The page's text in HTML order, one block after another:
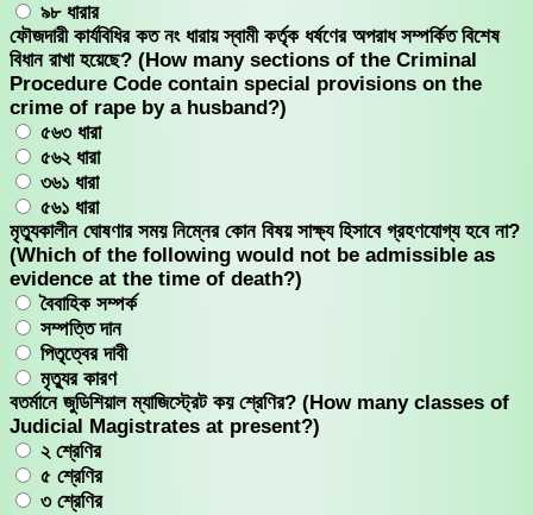
৯৮ ধারার
ফৌজদারী কার্যবিধির কত নং ধারায় স্বামী কর্তৃক ধর্ষণের অপরাধ সম্পর্কিত বিশেষ
বিধান রাখা হয়েছে? (How many sections of the Criminal
Procedure Code contain special provisions on the
crime of rape by a husband?)
৫৬৩ ধারা
৫৬২ ধারা
৩৬১ ধারা
৫৬১ ধারা
মৃত্যুকালীন ঘোষণার সময় নিম্নের কোন বিষয় সাক্ষ্য হিসাবে গ্রহণযোগ্য হবে না?
(Which of the following would not be admissible as
evidence at the time of death?)
বৈবাহিক সম্পর্ক
সম্পত্তি দান
পিতৃত্বের দাবী
মৃত্যুর কারণ
বতর্মানে জুডিশিয়াল ম্যাজিস্ট্রেট কয় শ্রেণির? (How many classes of
Judicial Magistrates at present?)
২ শ্রেণির
৫ শ্রেণির
৩ শ্রেণির